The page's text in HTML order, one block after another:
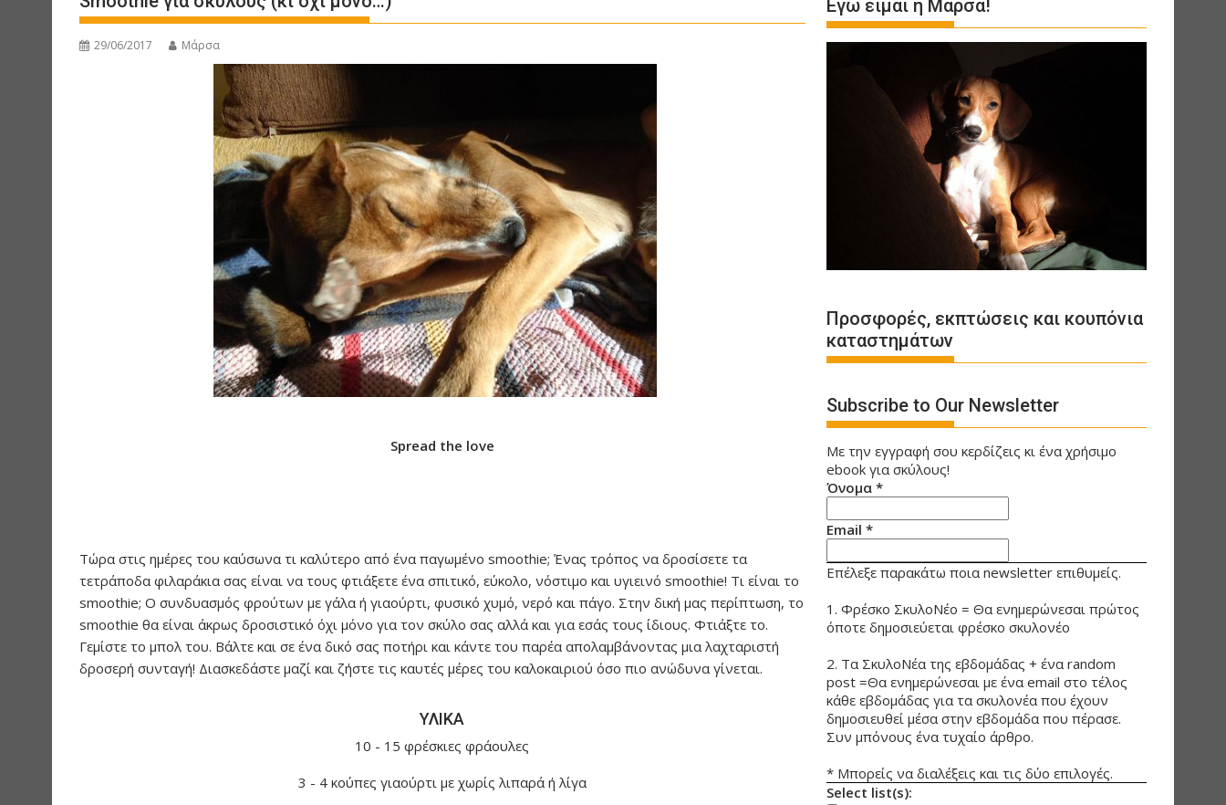
29/06/2017 Μάρσα
Spread the love
Τώρα στις ημέρες του καύσωνα τι καλύτερο από ένα παγωμένο smoothie; Ένας τρόπος να δροσίσετε τα
τετράποδα φιλαράκια σας είναι να τους φτιάξετε ένα σπιτικό, εύκολο, νόστιμο και υγιεινό smoothie! Τι είναι το
smoothie; Ο συνδυασμός φρούτων με γάλα ή γιαούρτι, φυσικό χυμό, νερό και πάγο. Στην δική μας περίπτωση, το
smoothie θα είναι άκρως δροσιστικό όχι μόνο για τον σκύλο σας αλλά και για εσάς τους ίδιους. Φτιάξτε το.
Γεμίστε το μπολ του. Βάλτε και σε ένα δικό σας ποτήρι και κάντε του παρέα απολαμβάνοντας μια λαχταριστή
δροσερή συνταγή! Διασκεδάστε μαζί και ζήστε τις καυτές μέρες του καλοκαιριού όσο πιο ανώδυνα γίνεται.
ΥΛΙΚΑ
10 - 15 φρέσκιες φράουλες
3 - 4 κούπες γιαούρτι με χωρίς λιπαρά ή λίγα
Εγώ είμαι η Μάρσα!
Προσφορές, εκπτώσεις και κουπόνια
καταστημάτων
Subscribe to Our Newsletter
Με την εγγραφή σου κερδίζεις κι ένα χρήσιμο
ebook για σκύλους!
Όνομα *
Email *
Επέλεξε παρακάτω ποια newsletter επιθυμείς.
1. Φρέσκο ΣκυλοΝέο = Θα ενημερώνεσαι πρώτος
όποτε δημοσιεύεται φρέσκο σκυλονέο
2. Τα ΣκυλοΝέα της εβδομάδας + ένα random
post =Θα ενημερώνεσαι με ένα email στο τέλος
κάθε εβδομάδας για τα σκυλονέα που έχουν
δημοσιευθεί μέσα στην εβδομάδα που πέρασε.
Συν μπόνους ένα τυχαίο άρθρο.
* Μπορείς να διαλέξεις και τις δύο επιλογές.
Select list(s):